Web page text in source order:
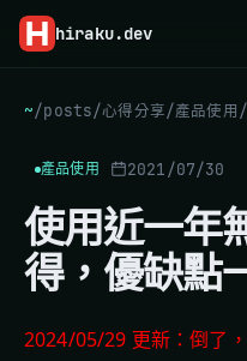
hiraku.dev
~/posts/心得分享/產品使用 /
產品使用 2021/07/30
使用近一年
得，優缺點
2024/05/29 更新：倒了